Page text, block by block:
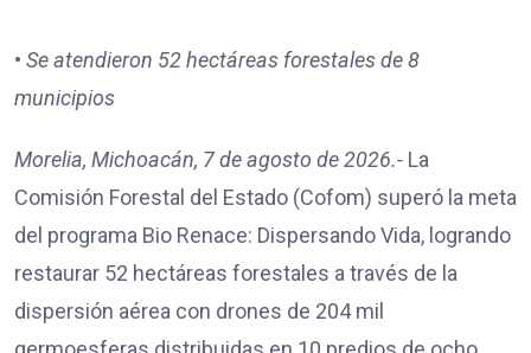
• Se atendieron 52 hectáreas forestales de 8
municipios
Morelia, Michoacán, 7 de agosto de 2026.- La
Comisión Forestal del Estado (Cofom) superó la meta
del programa Bio Renace: Dispersando Vida, logrando
restaurar 52 hectáreas forestales a través de la
dispersión aérea con drones de 204 mil